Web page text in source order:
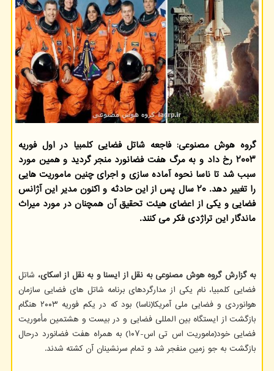
گروه هوش مصنوعی: فاجعه شاتل فضایی کلمبیا در اول فوریه
۲۰۰۳ رخ داد و به مرگ هفت فضانورد منجر گردید و همین مورد
سبب شد تا ناسا نحوه آماده سازی و اجرای چنین ماموریت هایی
را تغییر دهد. ۲۰ سال پس از این حادثه و اکنون مدیر این آژانس
فضایی و یکی از اعضای هیئت تحقیق آن همچنان در مورد میراث
ماندگار این تراژدی فکر می کنند.
به گزارش گروه هوش مصنوعی به نقل از ایسنا و به نقل از اسکای، شاتل
فضایی کلمبیا، نام یکی از مدارگردهای برنامه شاتل های فضایی سازمان
هوانوردی و فضایی ملی آمریکا(ناسا) بود که در یکم فوریه ۲۰۰۳ هنگام
بازگشت از ایستگاه بین المللی فضایی و در بیست و هشتمین مأموریت
فضایی خود(ماموریت اس تی اس-۱۰۷) به همراه هفت فضانورد درحال
بازگشت به جو زمین منفجر شد و تمام سرنشینان آن کشته شدند.